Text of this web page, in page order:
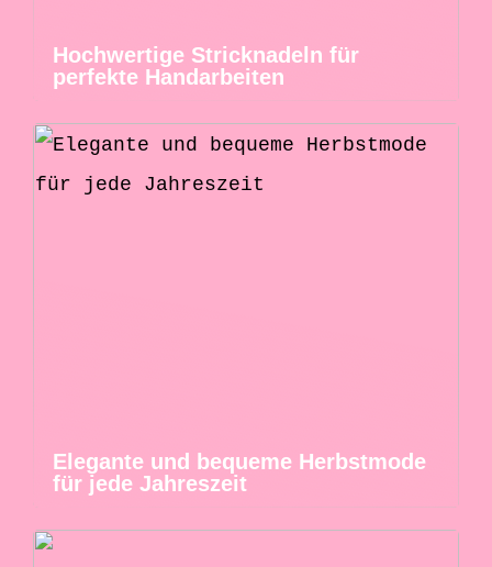
Hochwertige Stricknadeln für
perfekte Handarbeiten
Elegante und bequeme Herbstmode
für jede Jahreszeit